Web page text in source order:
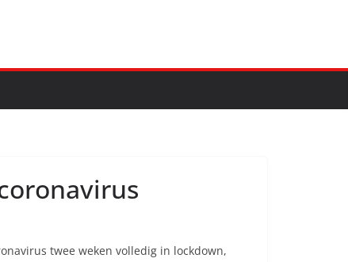
twee weken volledig in lockdown,